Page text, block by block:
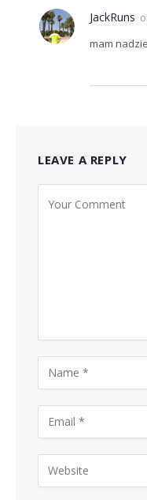
JackRuns
mam
LEAVE A REPLY